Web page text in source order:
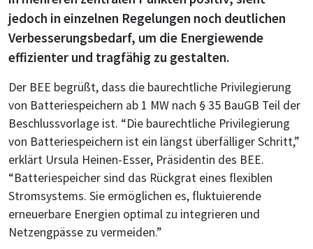
jedoch in einzelnen Regelungen noch deutlichen
Verbesserungsbedarf, um die Energiewende
effizienter und tragfähig zu gestalten.
Der BEE begrüßt, dass die baurechtliche Privilegierung
von Batteriespeichern ab 1 MW nach § 35 BauGB Teil der
Beschlussvorlage ist. “Die baurechtliche Privilegierung
von Batteriespeichern ist ein längst überfälliger Schritt,”
erklärt Ursula Heinen-Esser, Präsidentin des BEE.
“Batteriespeicher sind das Rückgrat eines flexiblen
Stromsystems. Sie ermöglichen es, fluktuierende
erneuerbare Energien optimal zu integrieren und
Netzengpässe zu vermeiden.”